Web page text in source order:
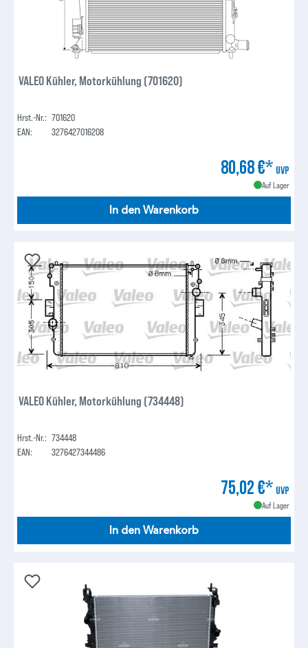
VALEO Kühler, Motorkühlung (701620)
Hrst.-Nr.: 701620
EAN:
3276427016208
80,68 €* UVP
Auf Lager
In den Warenkorb
VALEO Kühler, Motorkühlung (734448)
Hrst.-Nr.: 734448
EAN:
3276427344486
75,02 €* UVP
Auf Lager
In den Warenkorb